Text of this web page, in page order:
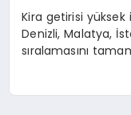
Kira getirisi yüksek
Denizli, Malatya,
sıralamasını